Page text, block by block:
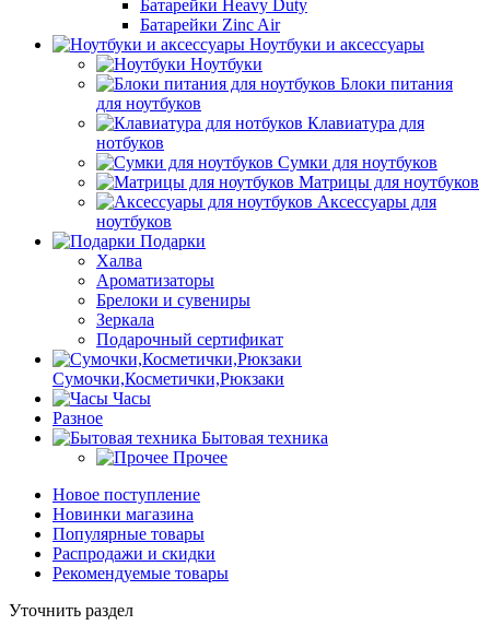
Батарейки Heavy Duty
Батарейки Zinc Air
Ноутбуки и аксессуары
Ноутбуки
Блоки питания
для ноутбуков
Клавиатура для
нотбуков
Сумки для ноутбуков
Матрицы для ноутбуков
Аксессуары для
ноутбуков
Подарки
Халва
Ароматизаторы
Брелоки и сувениры
Зеркала
Подарочный сертификат
Сумочки,Косметички,Рюкзаки
Часы
Разное
Бытовая техника
Прочее
Новое поступление
Новинки магазина
Популярные товары
Распродажи и скидки
Рекомендуемые товары
Уточнить раздел